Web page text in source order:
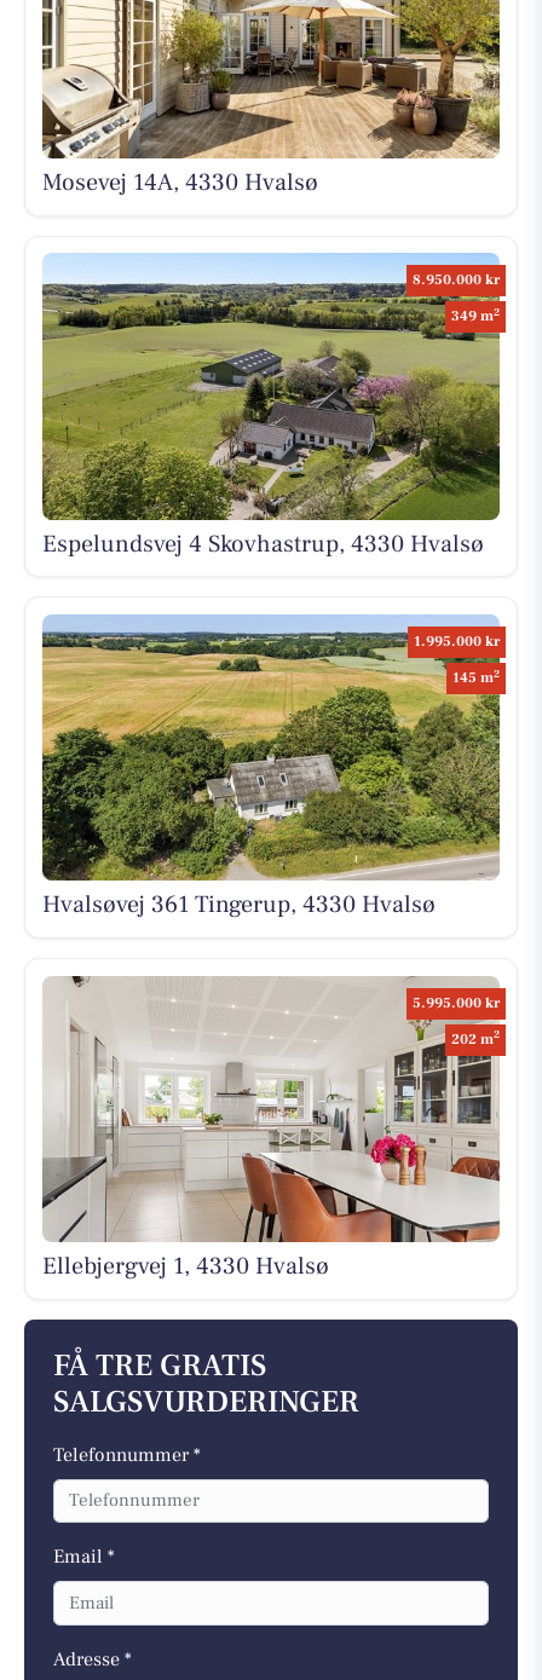
Mosevej 14A, 4330 Hvalsø
8.950.000 kr
349 m2
Espelundsvej 4 Skovhastrup, 4330 Hvalsø
1.995.000 kr
145 m2
Hvalsøvej 361 Tingerup, 4330 Hvalsø
5.995.000 kr
202 m2
Ellebjergvej 1, 4330 Hvalsø
FÅ TRE GRATIS
SALGSVURDERINGER
Telefonnummer *
Email *
Adresse *